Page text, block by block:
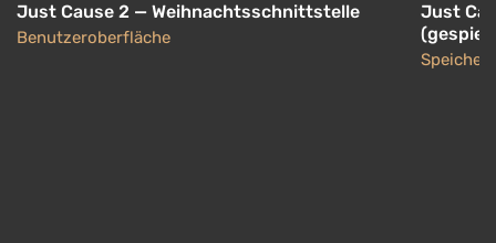
Just Cause 2 — Weihnachtsschnittstelle
Benutzeroberfläche
Just